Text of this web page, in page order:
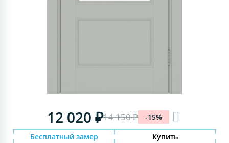
12 020 ₽14 150 ₽ -15%
Бесплатный замер Купить